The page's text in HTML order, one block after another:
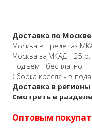
Доставка по
Москва в пределах
Москва за МКАД - 25 р.
Подъем - бесплатно
Сборка кресла - в
Доставка в
Смотреть в разделе
Оптовым